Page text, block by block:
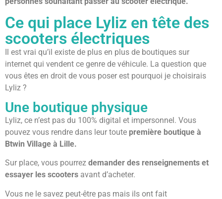
Ce qui place Lyliz en tête des
scooters électriques
Il est vrai qu’il existe de plus en plus de boutiques sur
internet qui vendent ce genre de véhicule. La question que
vous êtes en droit de vous poser est pourquoi je choisirais
Lyliz ?
Une boutique physique
Lyliz, ce n’est pas du 100% digital et impersonnel. Vous
pouvez vous rendre dans leur toute première boutique à
Btwin Village à Lille.
Sur place, vous pourrez demander des renseignements et
essayer les scooters avant d’acheter.
Vous ne le savez peut-être pas mais ils ont fait